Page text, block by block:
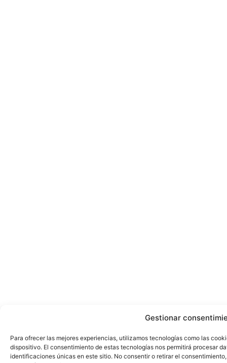
Gestionar
Para ofrecer las mejores experiencias, utilizamos tecnologías como las
dispositivo. El consentimiento de estas tecnologías nos permitirá procesar
identificaciones únicas en este sitio. No consentir o retirar el